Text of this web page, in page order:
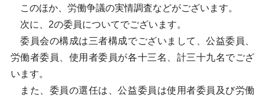
このほか、労働争議の実情調査などがございます。
次に、2の委員についてでございます。
委員会の構成は三者構成でございまして、公益委員、
労働者委員、使用者委員が各十三名、計三十九名でござ
います。
また、委員の選任は、公益委員は使用者委員及び労働